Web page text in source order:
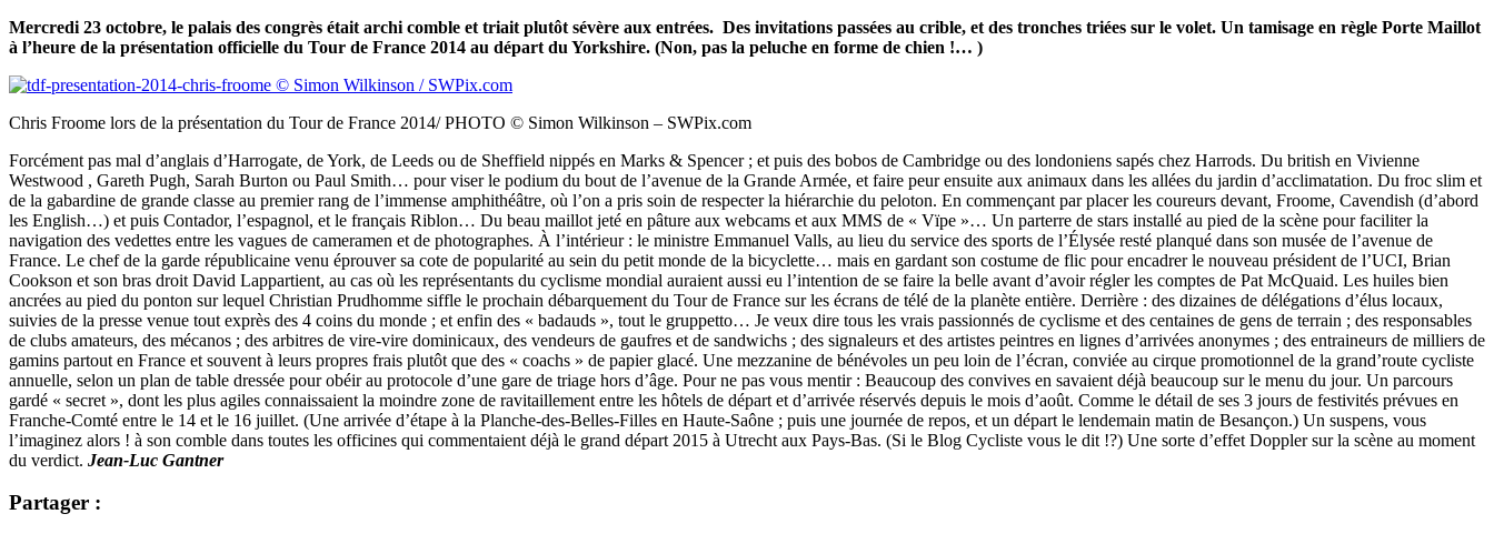
Mercredi 23 octobre, le palais des congrès était archi comble et triait plutôt sévère aux entrées. Des invitations passées au crible, et des tronches triées sur le volet. Un tamisage en règle Porte Maillot
à l’heure de la présentation officielle du Tour de France 2014 au départ du Yorkshire. (Non, pas la peluche en forme de chien !… )
Chris Froome lors de la présentation du Tour de France 2014/ PHOTO © Simon Wilkinson – SWPix.com
Forcément pas mal d’anglais d’Harrogate, de York, de Leeds ou de Sheffield nippés en Marks & Spencer ; et puis des bobos de Cambridge ou des londoniens sapés chez Harrods. Du british en Vivienne
Westwood , Gareth Pugh, Sarah Burton ou Paul Smith… pour viser le podium du bout de l’avenue de la Grande Armée, et faire peur ensuite aux animaux dans les allées du jardin d’acclimatation. Du froc slim et
de la gabardine de grande classe au premier rang de l’immense amphithéâtre, où l’on a pris soin de respecter la hiérarchie du peloton. En commençant par placer les coureurs devant, Froome, Cavendish (d’abord
les English…) et puis Contador, l’espagnol, et le français Riblon… Du beau maillot jeté en pâture aux webcams et aux MMS de « Vïpe »… Un parterre de stars installé au pied de la scène pour faciliter la
navigation des vedettes entre les vagues de cameramen et de photographes. À l’intérieur : le ministre Emmanuel Valls, au lieu du service des sports de l’Élysée resté planqué dans son musée de l’avenue de
France. Le chef de la garde républicaine venu éprouver sa cote de popularité au sein du petit monde de la bicyclette… mais en gardant son costume de flic pour encadrer le nouveau président de l’UCI, Brian
Cookson et son bras droit David Lappartient, au cas où les représentants du cyclisme mondial auraient aussi eu l’intention de se faire la belle avant d’avoir régler les comptes de Pat McQuaid. Les huiles bien
ancrées au pied du ponton sur lequel Christian Prudhomme siffle le prochain débarquement du Tour de France sur les écrans de télé de la planète entière. Derrière : des dizaines de délégations d’élus locaux,
suivies de la presse venue tout exprès des 4 coins du monde ; et enfin des « badauds », tout le gruppetto… Je veux dire tous les vrais passionnés de cyclisme et des centaines de gens de terrain ; des responsables
de clubs amateurs, des mécanos ; des arbitres de vire-vire dominicaux, des vendeurs de gaufres et de sandwichs ; des signaleurs et des artistes peintres en lignes d’arrivées anonymes ; des entraineurs de milliers de
gamins partout en France et souvent à leurs propres frais plutôt que des « coachs » de papier glacé. Une mezzanine de bénévoles un peu loin de l’écran, conviée au cirque promotionnel de la grand’route cycliste
annuelle, selon un plan de table dressée pour obéir au protocole d’une gare de triage hors d’âge. Pour ne pas vous mentir : Beaucoup des convives en savaient déjà beaucoup sur le menu du jour. Un parcours
gardé « secret », dont les plus agiles connaissaient la moindre zone de ravitaillement entre les hôtels de départ et d’arrivée réservés depuis le mois d’août. Comme le détail de ses 3 jours de festivités prévues en
Franche-Comté entre le 14 et le 16 juillet. (Une arrivée d’étape à la Planche-des-Belles-Filles en Haute-Saône ; puis une journée de repos, et un départ le lendemain matin de Besançon.) Un suspens, vous
l’imaginez alors ! à son comble dans toutes les officines qui commentaient déjà le grand départ 2015 à Utrecht aux Pays-Bas. (Si le Blog Cycliste vous le dit !?) Une sorte d’effet Doppler sur la scène au moment
du verdict. Jean-Luc Gantner
Partager :